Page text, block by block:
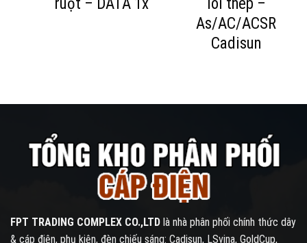
ruột – DATA 1x
lõi thép –
As/AC/ACSR
Cadisun
FPT TRADING COMPLEX CO.,LTD là nhà phân phối chính thức dây
& cáp điện, phụ kiện, đèn chiếu sáng: Cadisun, LSvina, GoldCup,